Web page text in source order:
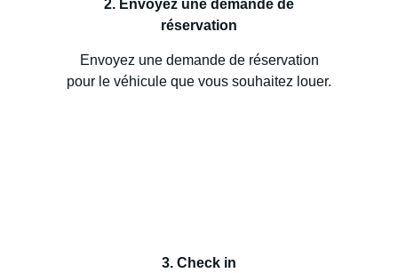
2. Envoyez une demande de
réservation
Envoyez une demande de réservation
pour le véhicule que vous souhaitez louer.
3. Check in